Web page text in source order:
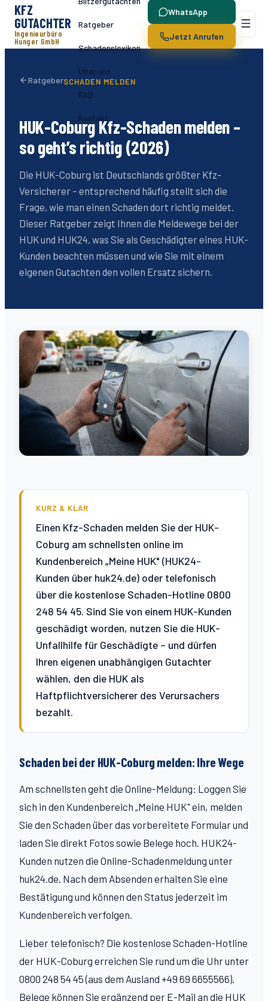
KFZ
GUTACHTER
Ingenieurbüro
Hunger GmbH
Ratgeber
Schadenslexikon
Über uns
FAQ
Kontakt
WhatsApp
Jetzt Anrufen
RatgeberSCHADEN MELDEN
HUK-Coburg Kfz-Schaden melden –
so geht’s richtig (2026)
Die HUK-Coburg ist Deutschlands größter Kfz-
Versicherer – entsprechend häufig stellt sich die
Frage, wie man einen Schaden dort richtig meldet.
Dieser Ratgeber zeigt Ihnen die Meldewege bei der
HUK und HUK24, was Sie als Geschädigter eines HUK-
Kunden beachten müssen und wie Sie mit einem
eigenen Gutachten den vollen Ersatz sichern.
KURZ & KLAR
Einen Kfz-Schaden melden Sie der HUK-
Coburg am schnellsten online im
Kundenbereich „Meine HUK" (HUK24-
Kunden über huk24.de) oder telefonisch
über die kostenlose Schaden-Hotline 0800
248 54 45. Sind Sie von einem HUK-Kunden
geschädigt worden, nutzen Sie die HUK-
Unfallhilfe für Geschädigte – und dürfen
Ihren eigenen unabhängigen Gutachter
wählen, den die HUK als
Haftpflichtversicherer des Verursachers
bezahlt.
Schaden bei der HUK-Coburg melden: Ihre Wege
Am schnellsten geht die Online-Meldung: Loggen Sie
sich in den Kundenbereich „Meine HUK" ein, melden
Sie den Schaden über das vorbereitete Formular und
laden Sie direkt Fotos sowie Belege hoch. HUK24-
Kunden nutzen die Online-Schadenmeldung unter
huk24.de. Nach dem Absenden erhalten Sie eine
Bestätigung und können den Status jederzeit im
Kundenbereich verfolgen.
Lieber telefonisch? Die kostenlose Schaden-Hotline
der HUK-Coburg erreichen Sie rund um die Uhr unter
0800 248 54 45 (aus dem Ausland +49 69 6655566).
Belege können Sie ergänzend per E-Mail an die HUK